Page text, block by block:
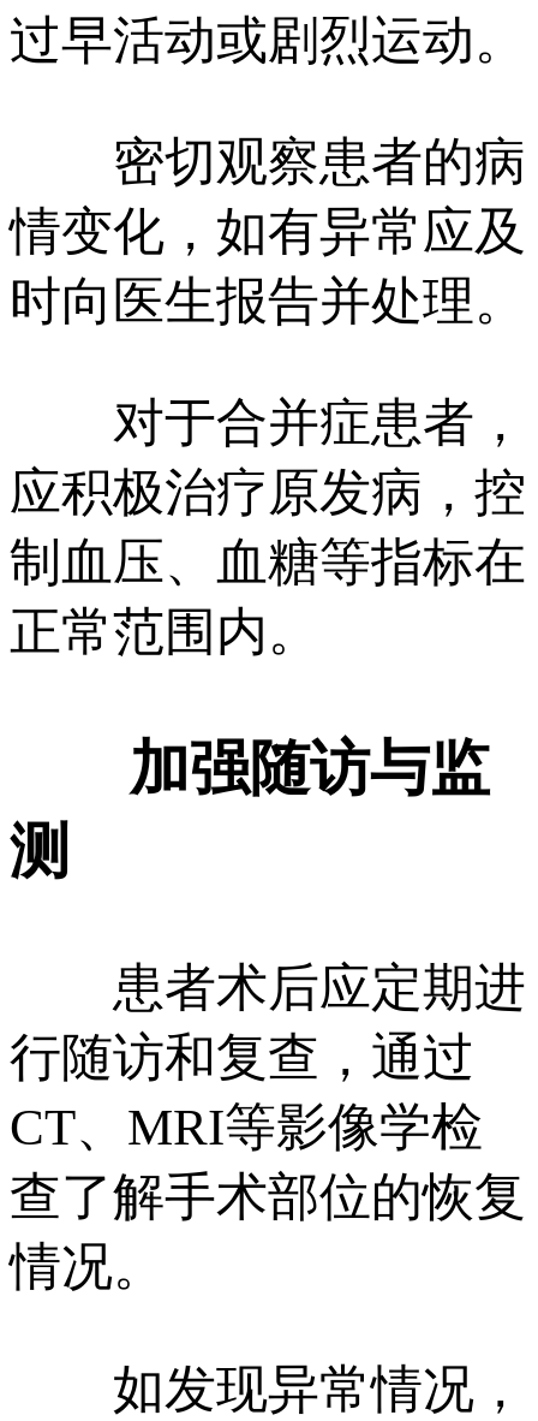
过早活动或剧烈运动。
密切观察患者的病
情变化，如有异常应及
时向医生报告并处理。
对于合并症患者，
应积极治疗原发病，控
制血压、血糖等指标在
正常范围内。
加强随访与监
测
患者术后应定期进
行随访和复查，通过
CT、MRI等影像学检
查了解手术部位的恢复
情况。
如发现异常情况，